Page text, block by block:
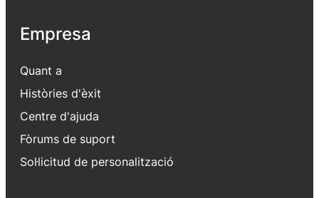
Empresa
Quant a
Històries d'èxit
Centre d'ajuda
Fòrums de suport
Sol·licitud de personalització